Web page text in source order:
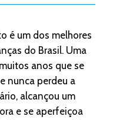
é um dos melhores
do Brasil. Uma
anos que se
nunca perdeu a
alcançou um
e se aperfeiçoa